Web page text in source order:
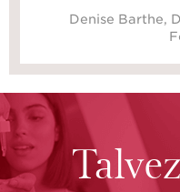
Denise Barthe,